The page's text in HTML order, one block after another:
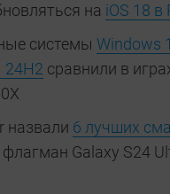
на iOS 18 в
системы Windows
24H2 сравнили в
назвали 6 лучших
Galaxy S24